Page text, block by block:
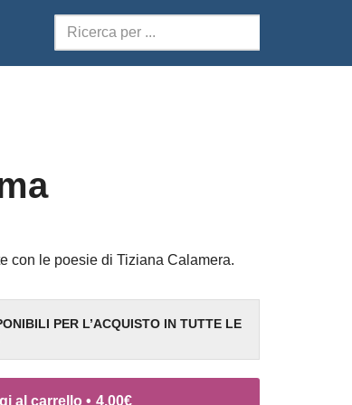
con le poesie di Tiziana Calamera.
PER L’ACQUISTO IN TUTTE LE
al carrello • 4,00€